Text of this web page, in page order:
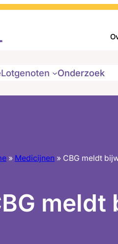
Lotgenoten Onderzoek
» Medicijnen » CBG meldt